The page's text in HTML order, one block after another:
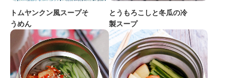
トムヤンクン風スープそ
うめん
とうもろこしと冬瓜の冷
製スープ